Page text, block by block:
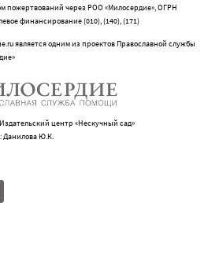
пожертвований через РОО «Милосердие», ОГРН
финансирование (010), (140), (171)
является одним из проектов Православной службы
центр «Нескучный сад»
Данилова Ю.К.